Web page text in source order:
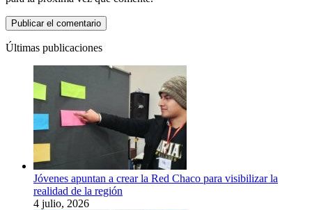
Últimas publicaciones
Jóvenes apuntan a crear la Red Chaco para visibilizar la
realidad de la región
4 julio, 2026